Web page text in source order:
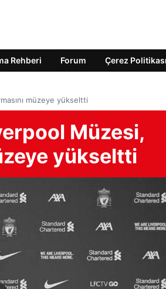
Rehberi Forum Çerez Politikası
müzeye yükseltti
Müzesi,
yükseltti